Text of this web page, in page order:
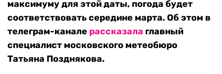
максимуму для этой даты, погода будет
соответствовать середине марта. Об этом в
телеграм-канале рассказала главный
специалист московского метеобюро
Татьяна Позднякова.